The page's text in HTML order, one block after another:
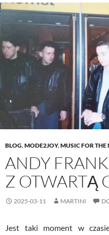
BLOG,MODE2JOY,MUSIC FOR THE
ANDY
Z OTWARTĄ
2025-03-11 MARTINI
Jest taki moment w